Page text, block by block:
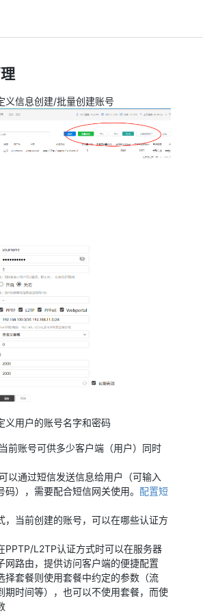
义信息创建/批量创建账号
义用户的账号名字和密码
前账号可供多少客户端（用户）同时
以通过短信发送信息给用户（可输入
码），需要配合短信网关使用。配置短
，当前创建的账号，可以在哪些认证方
PPTP/L2TP认证方式时可以在服务器
网路由，提供访问客户端的便捷配置
择套餐则使用套餐中约定的参数（流
期时间等），也可以不使用套餐，而使